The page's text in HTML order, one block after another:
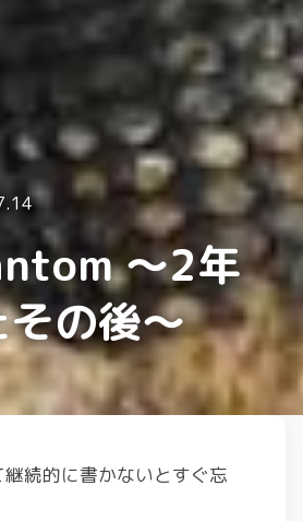
～2年
の後～
続的に書かないとすぐ忘